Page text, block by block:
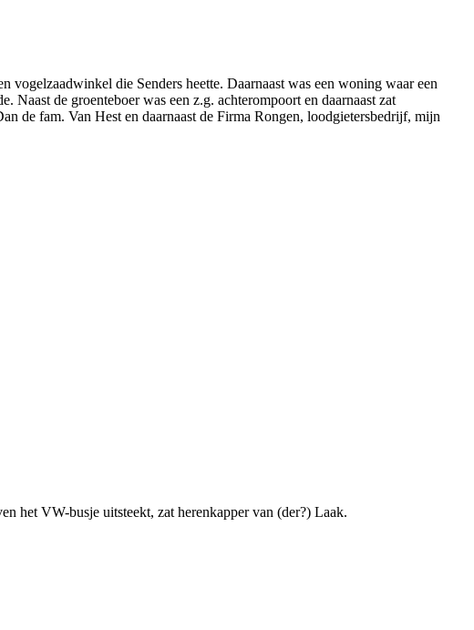
die Senders heette. Daarnaast was een woning waar een
de groenteboer was een z.g. achterompoort en daarnaast zat
de fam. Van Hest en daarnaast de Firma Rongen, loodgietersbedrijf, mijn
het VW-busje uitsteekt, zat herenkapper van (der?) Laak.